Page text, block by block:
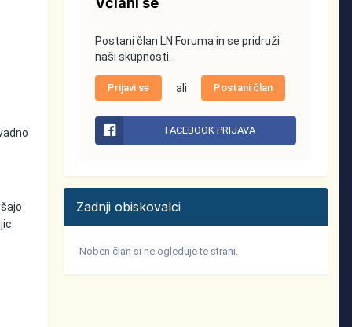
Postani član LN Foruma in se pridruži
naši skupnosti.
Prijavi se ali Postani član
FACEBOOK PRIJAVA
Zadnji obiskovalci
Noben član si ne ogleduje te strani.